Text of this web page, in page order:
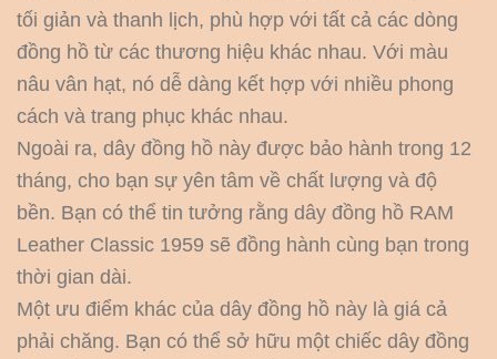
tối giản và thanh lịch, phù hợp với tất cả các dòng
đồng hồ từ các thương hiệu khác nhau. Với màu
nâu vân hạt, nó dễ dàng kết hợp với nhiều phong
cách và trang phục khác nhau.
Ngoài ra, dây đồng hồ này được bảo hành trong 12
tháng, cho bạn sự yên tâm về chất lượng và độ
bền. Bạn có thể tin tưởng rằng dây đồng hồ RAM
Leather Classic 1959 sẽ đồng hành cùng bạn trong
thời gian dài.
Một ưu điểm khác của dây đồng hồ này là giá cả
phải chăng. Bạn có thể sở hữu một chiếc dây đồng